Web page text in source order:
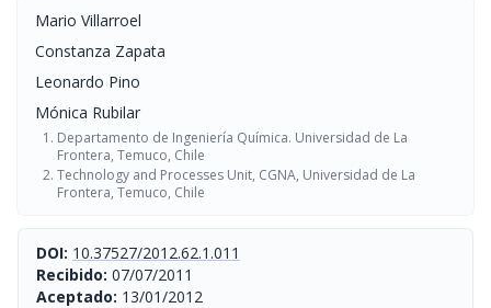
Mario Villarroel
Constanza Zapata
Leonardo Pino
Mónica Rubilar
Departamento de Ingeniería Química. Universidad de La
Frontera, Temuco, Chile
Technology and Processes Unit, CGNA, Universidad de La
Frontera, Temuco, Chile
DOI: 10.37527/2012.62.1.011
Recibido: 07/07/2011
Aceptado: 13/01/2012